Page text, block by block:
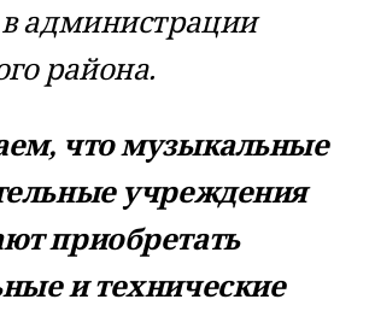
администрации
района.
что музыкальные
учреждения
приобретать
и технические